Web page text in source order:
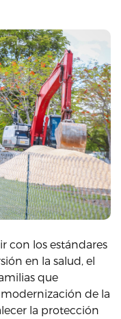
con los estándares
en la salud, el
que
de la
la protección